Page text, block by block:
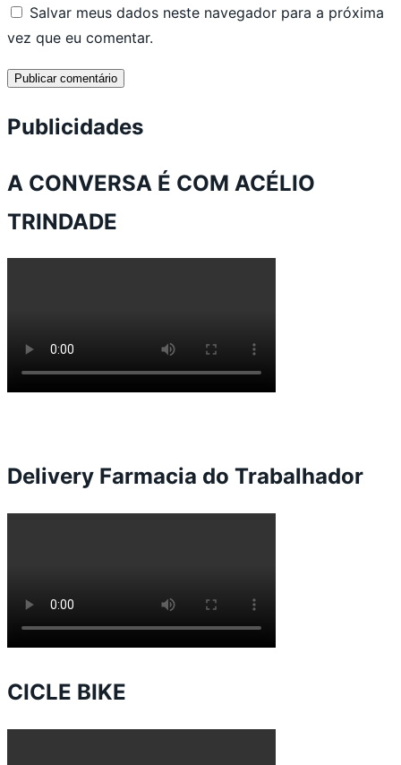
Salvar meus dados neste navegador para a próxima
vez que eu comentar.
Publicidades
A CONVERSA É COM ACÉLIO
TRINDADE
Delivery Farmacia do Trabalhador
CICLE BIKE